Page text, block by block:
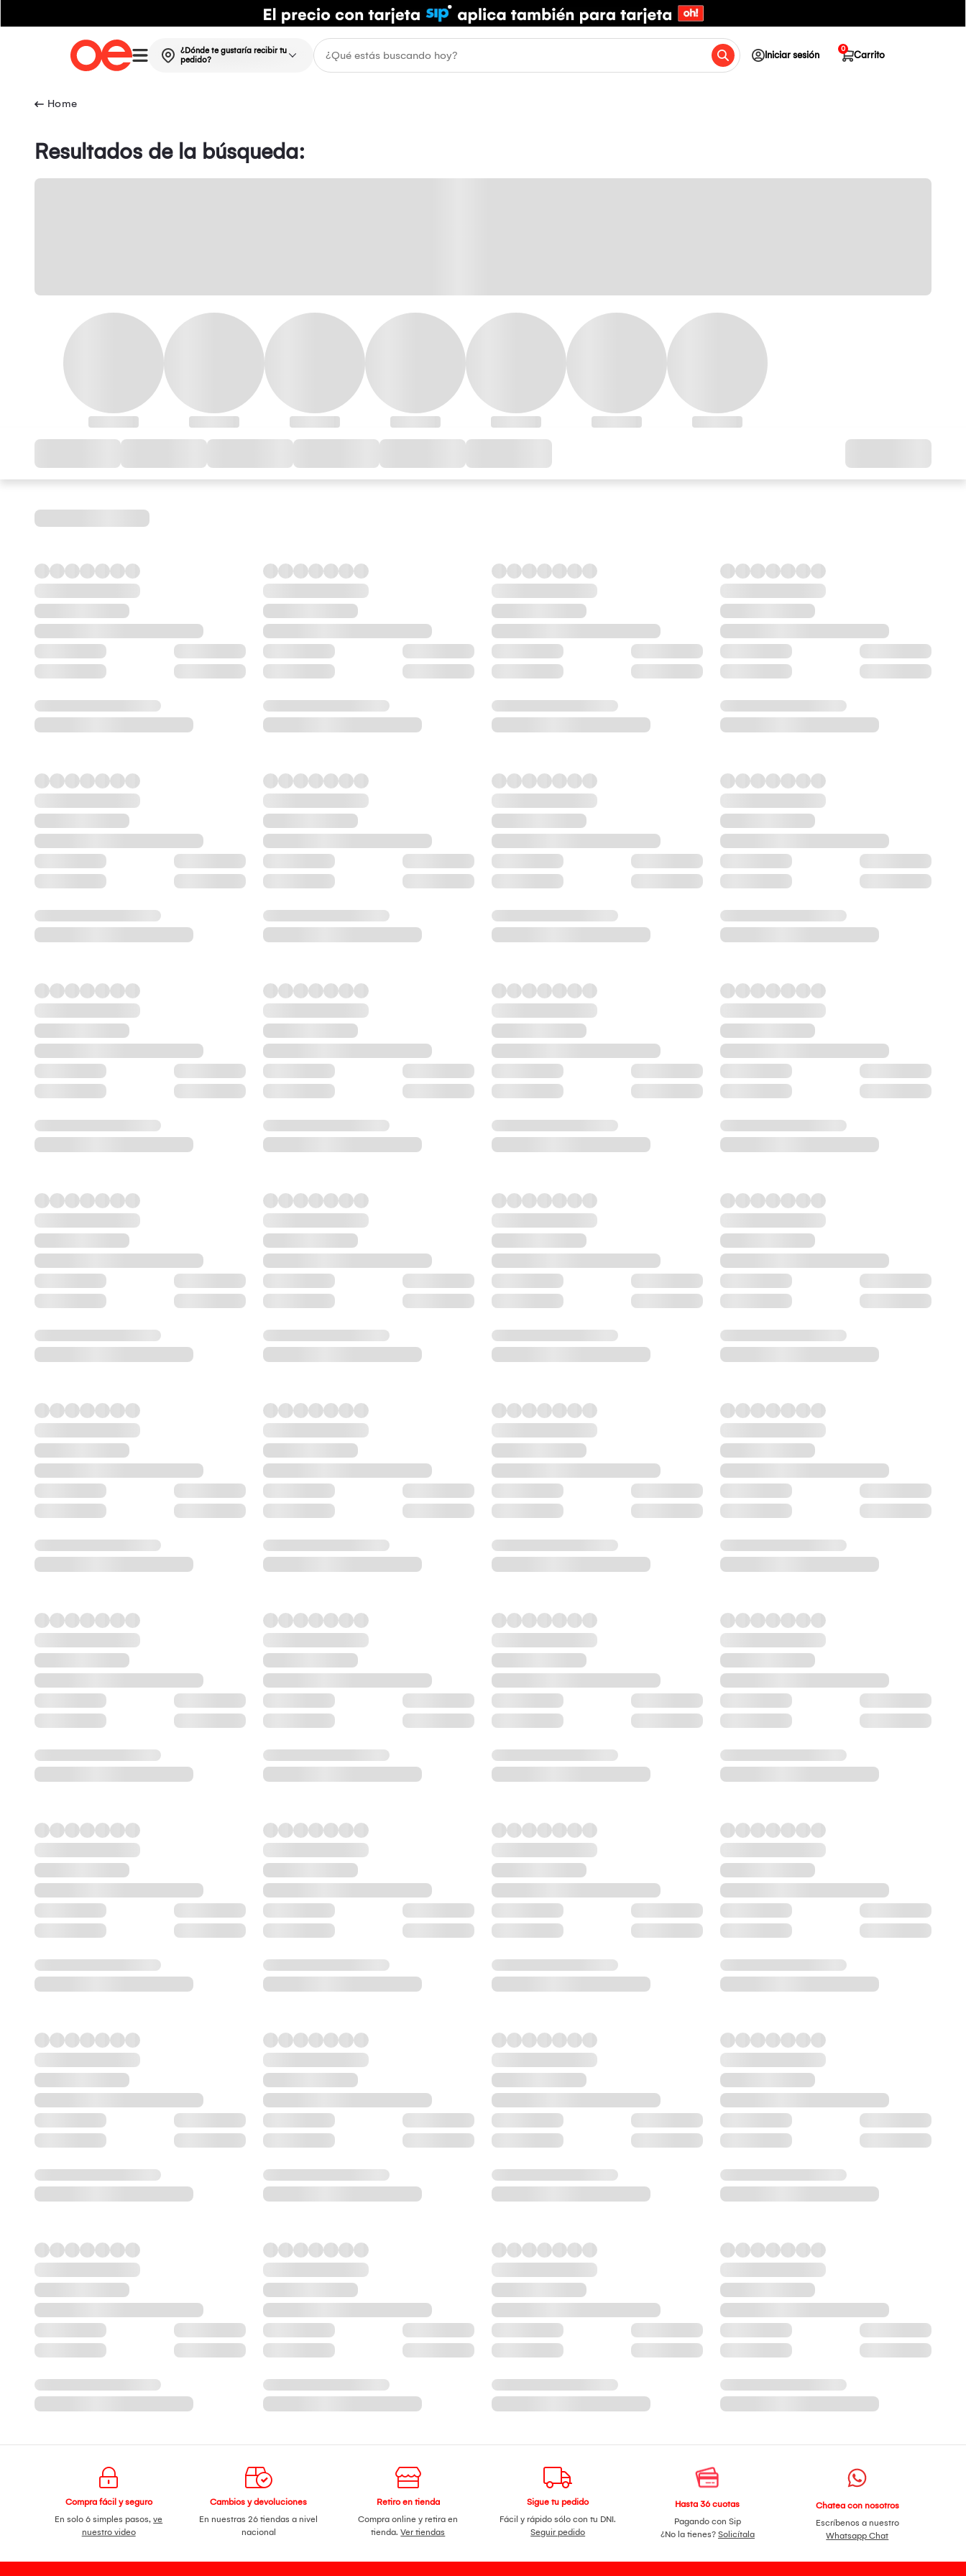
¿Dónde te gustaría recibir tu
pedido?
Iniciar sesión Carrito
0
Resultados de la búsqueda:
Compra fácil y seguro
En solo 6 simples pasos,ve
nuestro video
Cambios y devoluciones
En nuestras 26 tiendas a nivel
nacional
Retiro en tienda
Compra online y retira en
tienda.Ver tiendas
Sigue tu pedido
Fácil y rápido sólo con tu DNI.
Seguir pedido
Hasta 36 cuotas
Pagando con Sip
¿No la tienes? Solicítala
Chatea con nosotros
Escríbenos a nuestro
Whatsapp Chat